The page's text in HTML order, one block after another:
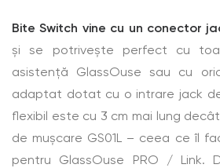
Bite Switch vine cu un conector
și se potrivește perfect cu
asistență GlassOuse sau cu
adaptat dotat cu o intrare jack
flexibil este cu 3 cm mai lung
de mușcare GS01L – ceea ce îl
pentru GlassOuse PRO / Link.